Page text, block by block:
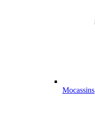
Mocassins